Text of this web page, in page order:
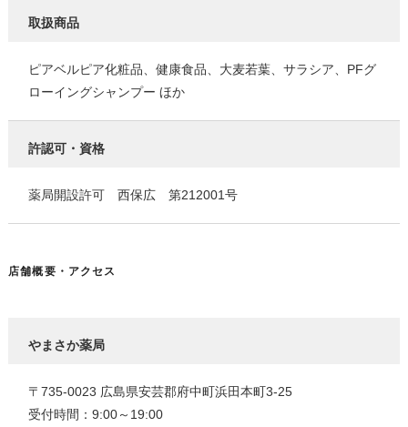
取扱商品
ピアベルピア化粧品、健康食品、大麦若葉、サラシア、PFグ
ローイングシャンプー ほか
許認可・資格
薬局開設許可 西保広 第212001号
店舗概要・アクセス
やまさか薬局
〒735-0023 広島県安芸郡府中町浜田本町3-25
受付時間：9:00～19:00